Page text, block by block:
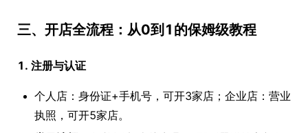
三、开店全流程：从0到1的保姆级教程
1. 注册与认证
个人店：身份证+手机号，可开3家店；企业店：营业
执照，可开5家店。